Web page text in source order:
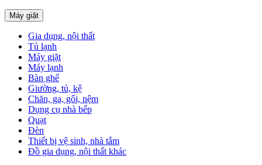
Máy giặt
Gia dụng, nội thất
Tủ lạnh
Máy giặt
Máy lạnh
Bàn ghế
Giường, tủ, kệ
Chăn, ga, gối, nệm
Dụng cụ nhà bếp
Quạt
Đèn
Thiết bị vệ sinh, nhà tắm
Đồ gia dụng, nội thất khác